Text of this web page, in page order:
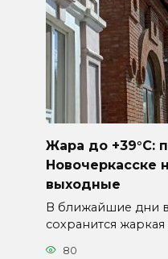
Жара до +39°C:
Новочеркасске
выходные
В ближайшие дни
сохранится жаркая
80